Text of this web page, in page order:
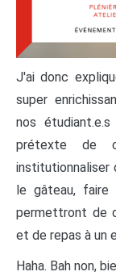
J'ai donc
super
nos
prétexte de
institutionnaliser
le gâteau, faire
permettront de
et de repas à un
Haha. Bah non,